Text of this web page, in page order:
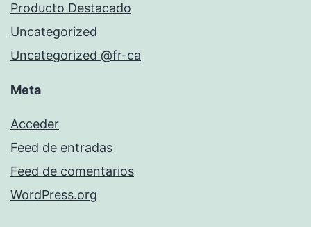
Producto Destacado
Uncategorized
Uncategorized @fr-ca
Meta
Acceder
Feed de entradas
Feed de comentarios
WordPress.org